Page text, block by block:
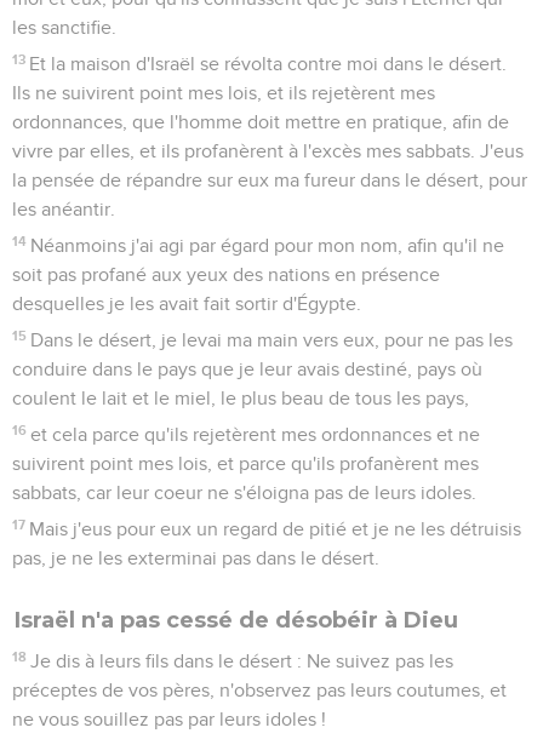
les sanctifie.
13 Et la maison d'Israël se révolta contre moi dans le désert.
Ils ne suivirent point mes lois, et ils rejetèrent mes
ordonnances, que l'homme doit mettre en pratique, afin de
vivre par elles, et ils profanèrent à l'excès mes sabbats. J'eus
la pensée de répandre sur eux ma fureur dans le désert, pour
les anéantir.
14 Néanmoins j'ai agi par égard pour mon nom, afin qu'il ne
soit pas profané aux yeux des nations en présence
desquelles je les avait fait sortir d'Égypte.
15 Dans le désert, je levai ma main vers eux, pour ne pas les
conduire dans le pays que je leur avais destiné, pays où
coulent le lait et le miel, le plus beau de tous les pays,
16 et cela parce qu'ils rejetèrent mes ordonnances et ne
suivirent point mes lois, et parce qu'ils profanèrent mes
sabbats, car leur coeur ne s'éloigna pas de leurs idoles.
17 Mais j'eus pour eux un regard de pitié et je ne les détruisis
pas, je ne les exterminai pas dans le désert.
Israël n'a pas cessé de désobéir à Dieu
18 Je dis à leurs fils dans le désert : Ne suivez pas les
préceptes de vos pères, n'observez pas leurs coutumes, et
ne vous souillez pas par leurs idoles !